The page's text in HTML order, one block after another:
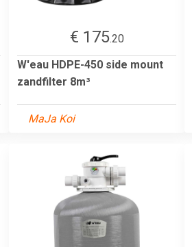
€ 175.20
W'eau HDPE-450 side mount
zandfilter 8m³
MaJa Koi